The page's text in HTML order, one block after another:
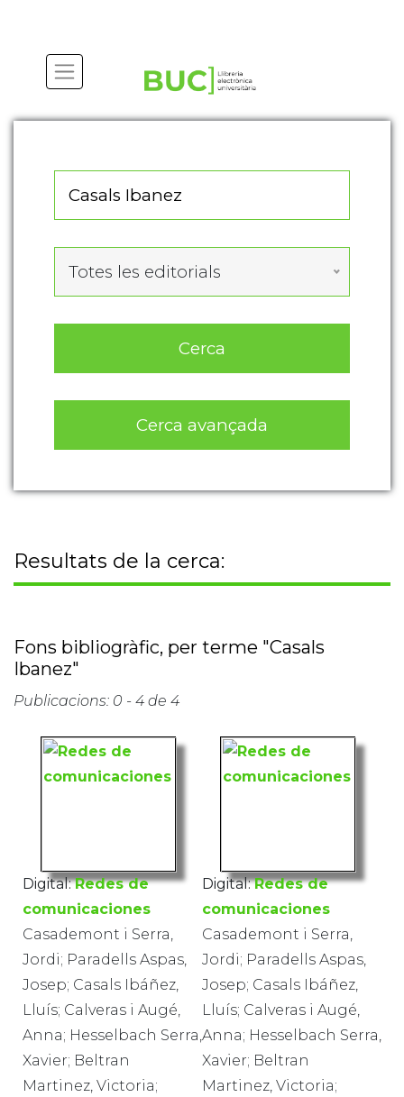
Totes les editorials
Cerca
Cerca avançada
Resultats de la cerca:
Fons bibliogràfic, per terme "Casals
Ibanez"
Publicacions: 0 - 4 de 4
Digital: Redes de
comunicaciones
Casademont i Serra,
Jordi; Paradells Aspas,
Josep; Casals Ibáñez,
Lluís; Calveras i Augé,
Anna; Hesselbach Serra,
Xavier; Beltran
Martinez, Victoria;
Digital: Redes de
comunicaciones
Casademont i Serra,
Jordi; Paradells Aspas,
Josep; Casals Ibáñez,
Lluís; Calveras i Augé,
Anna; Hesselbach Serra,
Xavier; Beltran
Martinez, Victoria;